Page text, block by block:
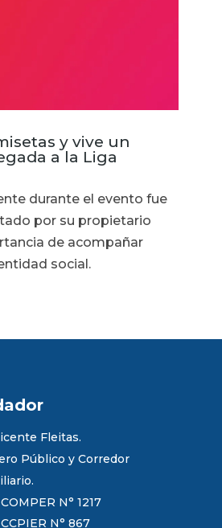
y vive un
a la Liga
durante el evento fue
por su propietario
de acompañar
social.
Fleitas.
Público y Corredor
N° 1217
N° 867